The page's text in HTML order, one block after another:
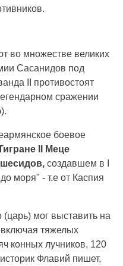
во множестве великих
Сасанидов под
II противостоят
сражении
боевое
II Меце
создавшем в I
моря" - т.е от Каспия
мог выставить на
тяжелых
конных лучников, 120
Флавий пишет,